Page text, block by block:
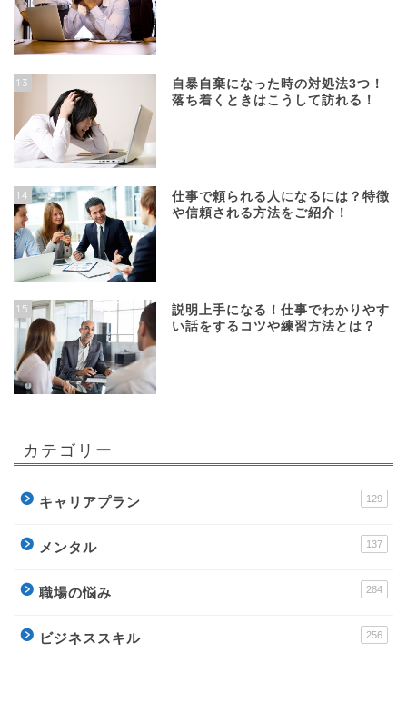
13
自暴自棄になった時の対処法3つ！
落ち着くときはこうして訪れる！
14
仕事で頼られる人になるには？特徴
や信頼される方法をご紹介！
15
説明上手になる！仕事でわかりやす
い話をするコツや練習方法とは？
カテゴリー
キャリアプラン 129
メンタル 137
職場の悩み 284
ビジネススキル 256